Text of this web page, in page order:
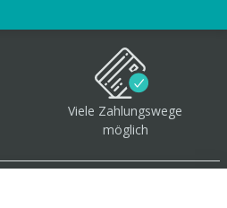
Viele Zahlungswege
möglich